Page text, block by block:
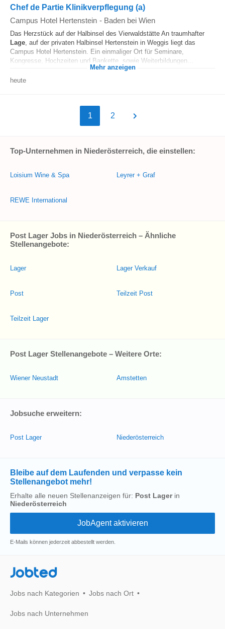
Chef de Partie Klinikverpflegung (a)
Campus Hotel Hertenstein - Baden bei Wien
Das Herzstück auf der Halbinsel des Vierwaldstätte An traumhafter
Lage, auf der privaten Halbinsel Hertenstein in Weggis liegt das
Campus Hotel Hertenstein. Ein einmaliger Ort für Seminare,
Kongresse, Hochzeiten und Bankette, sowie Weiterbildungen...
Mehr anzeigen
heute
1 2
Top-Unternehmen in Niederösterreich, die einstellen:
Loisium Wine & Spa
REWE International
Leyrer + Graf
Post Lager Jobs in Niederösterreich – Ähnliche
Stellenangebote:
Lager
Post
Teilzeit Lager
Lager Verkauf
Teilzeit Post
Post Lager Stellenangebote – Weitere Orte:
Wiener Neustadt Amstetten
Jobsuche erweitern:
Post Lager Niederösterreich
Bleibe auf dem Laufenden und verpasse kein
Stellenangebot mehr!
Erhalte alle neuen Stellenanzeigen für: Post Lagerin
Niederösterreich
E-Mails können jederzeit abbestellt werden.
Jobted
Jobs nach Kategorien Jobs nach Ort
Jobs nach Unternehmen